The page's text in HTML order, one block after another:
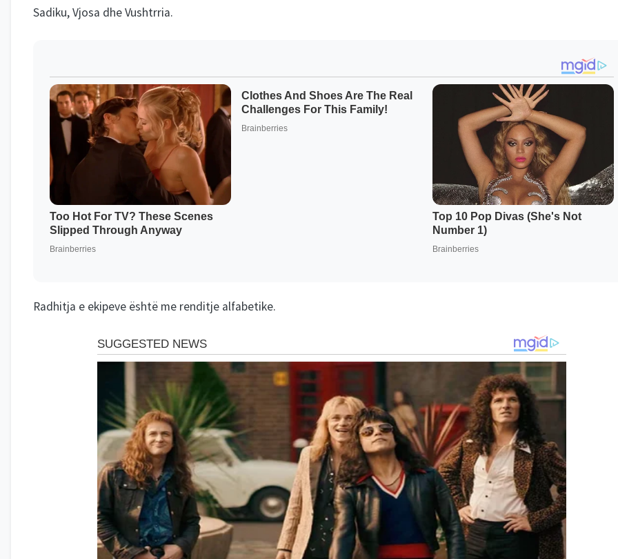
Sadiku, Vjosa dhe Vushtrria.
Radhitja e ekipeve është me renditje alfabetike.